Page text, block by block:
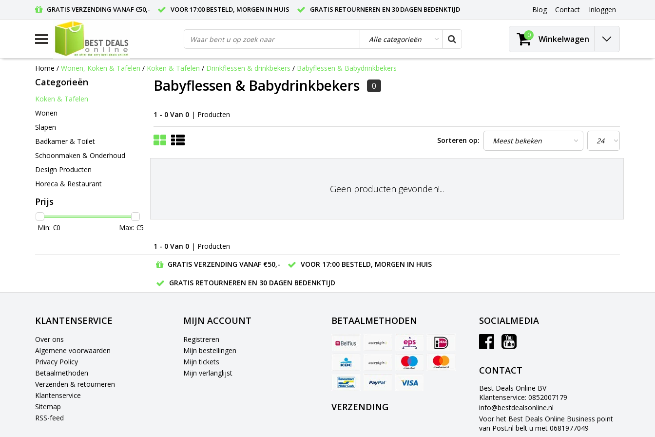
GRATIS VERZENDING VANAF €50,- VOOR 17:00 BESTELD, MORGEN IN HUIS GRATIS RETOURNEREN EN 30 DAGEN BEDENKTIJD Blog Contact Inloggen
0 Winkelwagen
Home / Wonen, Koken & Tafelen / Koken & Tafelen / Drinkflessen & drinkbekers / Babyflessen & Babydrinkbekers
Categorieën
Koken & Tafelen
Wonen
Slapen
Badkamer & Toilet
Schoonmaken & Onderhoud
Design Producten
Horeca & Restaurant
Prijs
Min: €0 Max: €5
Babyflessen & Babydrinkbekers 0
1 - 0 Van 0 | Producten
Sorteren op:
Geen producten gevonden!...
1 - 0 Van 0 | Producten
GRATIS VERZENDING VANAF €50,-
VOOR 17:00 BESTELD, MORGEN IN HUIS
GRATIS RETOURNEREN EN 30 DAGEN BEDENKTIJD
KLANTENSERVICE
Over ons
Algemene voorwaarden
Privacy Policy
Betaalmethoden
Verzenden & retourneren
Klantenservice
Sitemap
RSS-feed
MIJN ACCOUNT
Registreren
Mijn bestellingen
Mijn tickets
Mijn verlanglijst
BETAALMETHODEN
VERZENDING
SOCIALMEDIA
CONTACT
Best Deals Online BV
Klantenservice: 0852007179
info@bestdealsonline.nl
Voor het Best Deals Online Business point
van Post.nl belt u met 0681977049